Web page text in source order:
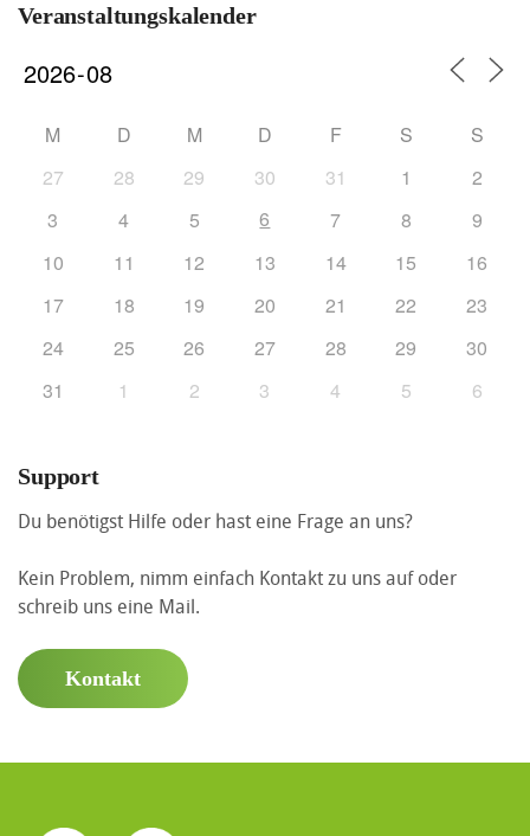
Veranstaltungskalender
M D M D F S
S
27
28 29 30 31 1
2
3
4 5 6 7 8
9
10
11 12 13 14 15
16
17
18 19 20 21 22
23
24
25 26 27 28 29
30
31
1 2 3 4 5 6
Support
Du benötigst Hilfe oder hast eine Frage an uns?
Kein Problem, nimm einfach Kontakt zu uns auf oder
schreib uns eine Mail.
Kontakt